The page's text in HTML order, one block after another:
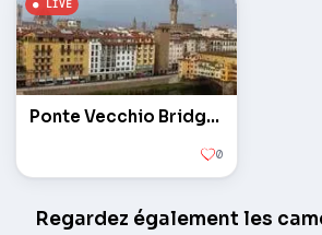
Ponte Vecchio Bridge, Hôtel de Ville Palazzo Vecchio
0
Regardez également les